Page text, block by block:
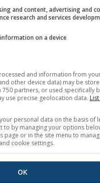
and content, advertising and
research and services
on a device
and information from
other device data) may be
750 partners, or used specifically
use precise geolocation data.
personal data on the basis of
to by managing your options
page or in the site menu to
cookie settings.
OK